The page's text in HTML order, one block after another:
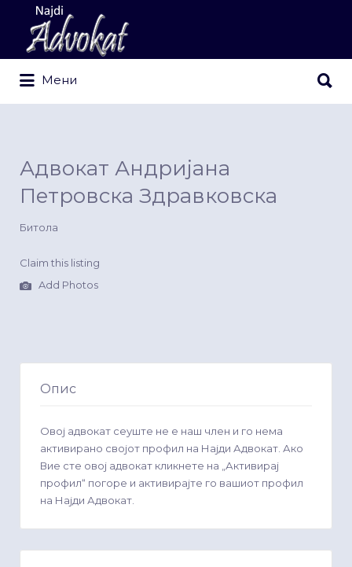
Search
for:
Мени
for:
Адвокат Андријана
Пeтровска Здравковска
Битола
Claim this listing
Add Photos
Опис
Овој адвокат сеуште не е наш член и го нема
активирано својот профил на Најди Адвокат. Ако
Вие сте овој адвокат кликнете на „Активирај
профил“ погоре и активирајте го вашиот профил
на Најди Адвокат.